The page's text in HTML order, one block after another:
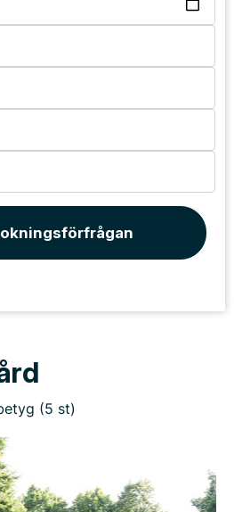
(5 st)